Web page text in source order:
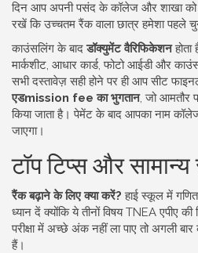
दिन आप अपनी पसंद के कॉलेज और शाखा
रखें कि उच्चतम रैंक वाला छात्र हमेशा पहले
काउंसलिंग के बादडॉक्युमेंट वैरिफिकेशनहोता
मार्कशीट, आधार कार्ड, फोटो आईडी और
सभी दस्तावेज़ सही होने पर ही आप सीट
एडmission fee का भुगतान, जो आमतौर
किया जाता है। पेमेंट के बाद आपका नाम
जाएगा।
टॉप टिप्स और
रैंक बढ़ाने के लिए क्या करें? हाई स्कूल में
ध्यान दें क्योंकि ये तीनों विषय TNEA एपीए
परीक्षा में अच्छे अंक नहीं ला पाए तो अगली
हैं।